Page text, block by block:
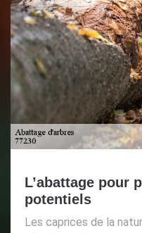
L’abattage pour
potentiels
Les caprices de la